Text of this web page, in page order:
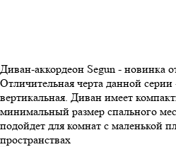
Диван-аккордеон Segun - новинка
Отличительная черта данной
вертикальная. Диван имеет
минимальный размер спального
подойдет для комнат с маленькой
пространствах